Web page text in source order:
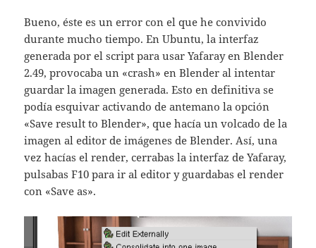
Bueno, éste es un error con el que he convivido
durante mucho tiempo. En Ubuntu, la interfaz
generada por el script para usar Yafaray en Blender
2.49, provocaba un «crash» en Blender al intentar
guardar la imagen generada. Esto en definitiva se
podía esquivar activando de antemano la opción
«Save result to Blender», que hacía un volcado de la
imagen al editor de imágenes de Blender. Así, una
vez hacías el render, cerrabas la interfaz de Yafaray,
pulsabas F10 para ir al editor y guardabas el render
con «Save as».